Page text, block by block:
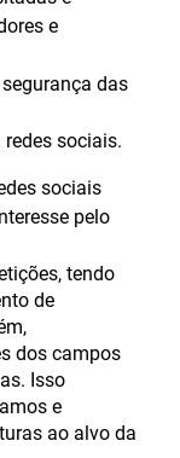
e
das
sociais.
sociais
pelo
tendo
de
dos campos
Isso
e
ao alvo da